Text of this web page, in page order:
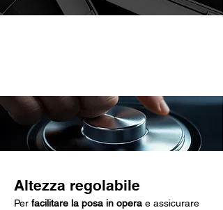
Altezza regolabile
Per facilitare la posa in opera e assicurare